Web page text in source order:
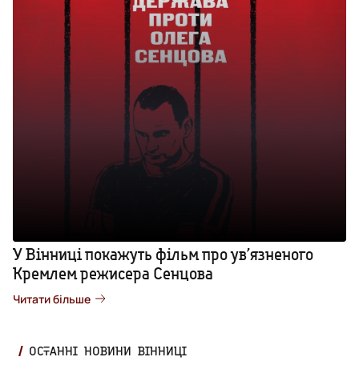
У Вінниці покажуть фільм про ув’язненого
Кремлем режисера Сенцова
Читати більше
ОСТАННІ НОВИНИ ВІННИЦІ